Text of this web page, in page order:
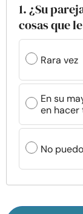
Ayuda
Cursos
Recursos
Comunidad
Encuentra
1. ¿Su
cosas que
Rara vez
En su
en hacer
No